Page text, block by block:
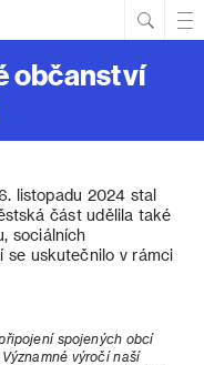
občanství
listopadu 2024 stal
část udělila také
sociálních
se uskutečnilo v rámci
spojených obcí
výročí naší